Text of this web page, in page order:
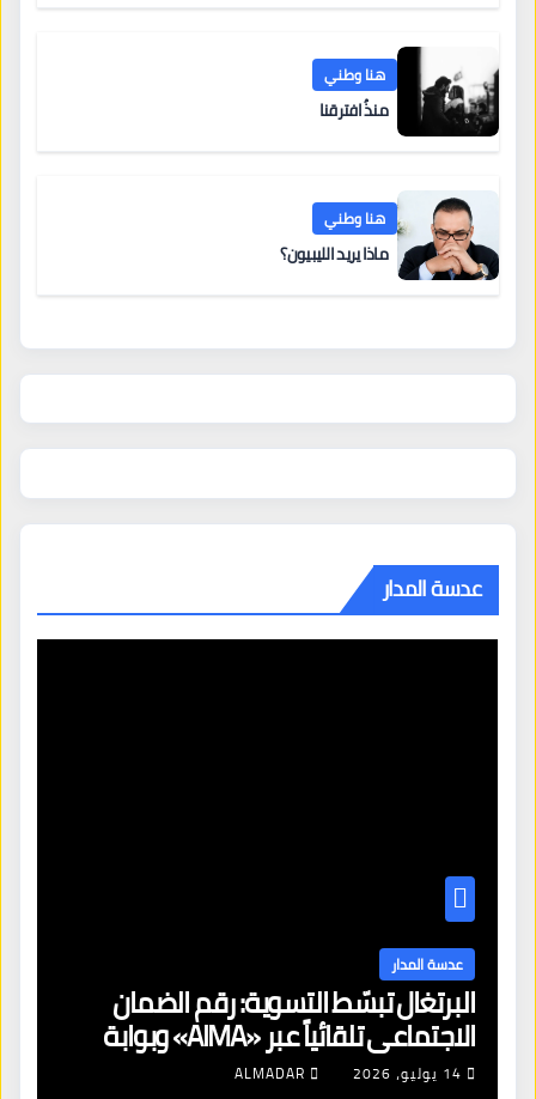
هنا وطني
منذُ افترقنا
هنا وطني
ماذا يريد الليبيون؟
عدسة المدار
عدسة المدار
البرتغال تبسّط التسوية: رقم الضمان
الاجتماعي تلقائياً عبر «AIMA» وبوابة
جديدة لتجديد الإقامات
14 يوليو، 2026 ALMADAR